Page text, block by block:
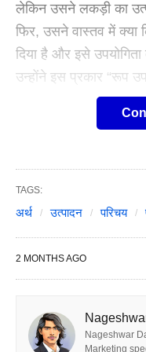
लेकिन उसने लकड़ी का
फिर, उसने वास्तव में
दिया है और इसे
उन्होंने इस प्रकार “रूप
कपास को कपड़े में बदलना
इस प्रकार की
बिक्री के लिए एक बड़े
को बेच देगा।
अर्थ:
वस्तुओं, सामानों या सेवाओं
हैं। उत्पादन (Meaning
TAGS:
अर्थ उत्पादन परिचय
2 MONTHS AGO
Nageshwar
Marketing